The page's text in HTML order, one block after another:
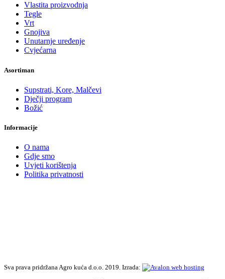
Vlastita proizvodnja
Tegle
Vrt
Gnojiva
Unutarnje uređenje
Cvjećarna
Asortiman
Supstrati, Kore, Malčevi
Dječji program
Božić
Informacije
O nama
Gdje smo
Uvjeti korištenja
Politika privatnosti
Sva prava pridržana Agro kuća d.o.o. 2019. Izrada: